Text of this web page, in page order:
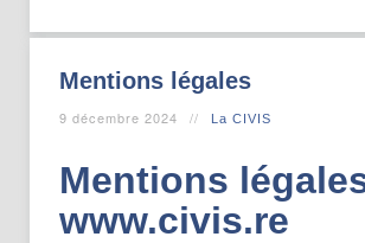
Mentions légales
9 décembre 2024 La CIVIS
Mentions
www.civis.re